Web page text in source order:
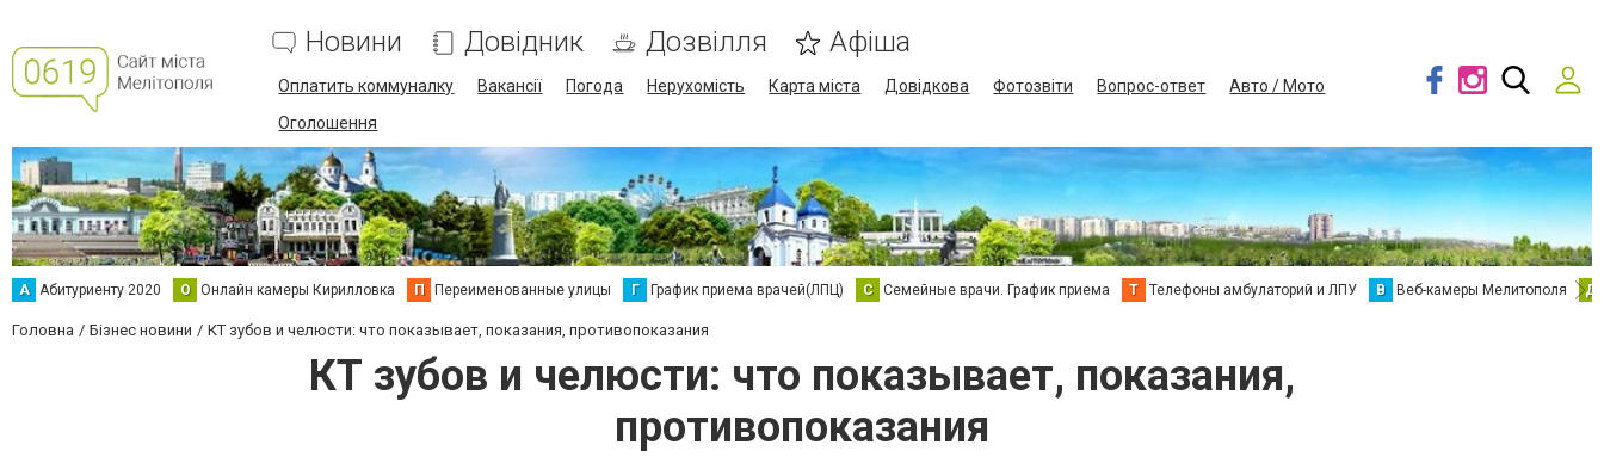
Новини Довідник Дозвілля Афіша
Оплатить коммуналку Вакансії Погода Нерухомість Карта міста Довідкова Фотозвіти Вопрос-ответ
Авто / Мото
Оголошення
А Абитуриенту 2020 О Онлайн камеры Кирилловка П Переименованные улицы Г График приема врачей(ЛПЦ) С Семейные врачи. График приема Т Телефоны амбулаторий и ЛПУ В Веб-камеры Мелитополя Д
Головна Бізнес новини КТ зубов и челюсти: что показывает, показания, противопоказания
КТ зубов и челюсти: что показывает, показания,
противопоказания